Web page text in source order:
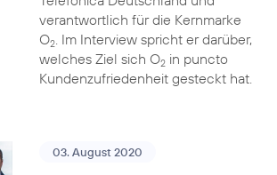
verantwortlich für die Kernmarke
O2. Im Interview spricht er darüber,
welches Ziel sich O2in puncto
Kundenzufriedenheit gesteckt hat.
03. August 2020